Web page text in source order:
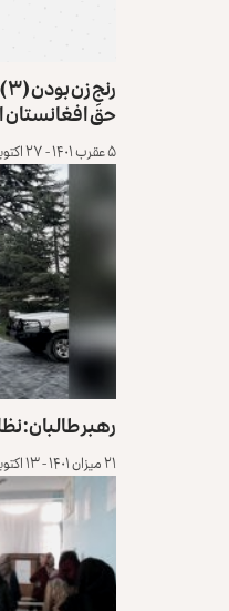
حق
۵ عقرب ۱۴۰۱ - ۲۷ اکتوبر ۲۰۲۲
رهبر طالبان:
۲۱ میزان ۱۴۰۱ - ۱۳ اکتوبر ۲۰۲۲